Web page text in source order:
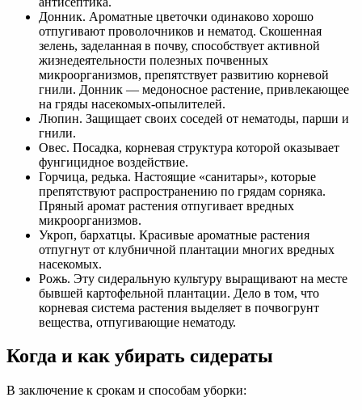
Донник. Ароматные цветочки одинаково хорошо
отпугивают проволочников и нематод. Скошенная
зелень, заделанная в почву, способствует активной
жизнедеятельности полезных почвенных
микроорганизмов, препятствует развитию корневой
гнили. Донник — медоносное растение, привлекающее
на гряды насекомых-опылителей.
Люпин. Защищает своих соседей от нематоды, парши и
гнили.
Овес. Посадка, корневая структура которой оказывает
фунгицидное воздействие.
Горчица, редька. Настоящие «санитары», которые
препятствуют распространению по грядам сорняка.
Пряный аромат растения отпугивает вредных
микроорганизмов.
Укроп, бархатцы. Красивые ароматные растения
отпугнут от клубничной плантации многих вредных
насекомых.
Рожь. Эту сидеральную культуру выращивают на месте
бывшей картофельной плантации. Дело в том, что
корневая система растения выделяет в почвогрунт
вещества, отпугивающие нематоду.
Когда и как убирать сидераты
В заключение к срокам и способам уборки: